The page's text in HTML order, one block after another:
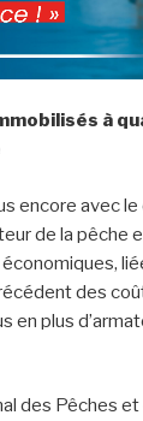
à
encore avec
de la pêche
des
en plus
des Pêches